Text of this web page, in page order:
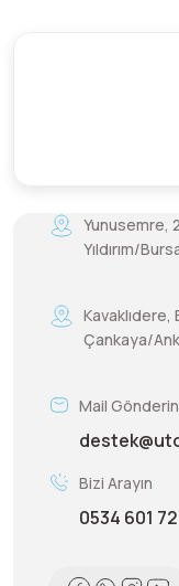
Yunusemre,
Yıldırım/
Kavaklıdere,
Çankaya/
Mail Gönderin
Bizi Arayın
0534 601